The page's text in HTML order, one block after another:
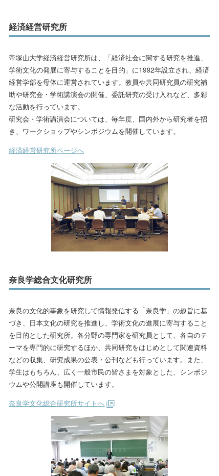
経済経営研究所
帝塚山大学経済経営研究所は、「経済社会に関する研究を推進、
学術文化の発展に寄与することを目的」に1992年設立され、経済
経営学部を母体に運営されています。教員や共同研究員の研究補
助や研究会・学術講演会の開催、委託研究の受け入れなど、多彩
な活動を行っています。
研究会・学術講演会については、毎年度、国内外から研究者を招
き、ワークショップやシンポジウムを開催しています。
経済経営研究所ページへ
奈良学総合文化研究所
奈良の文化的事象を研究して情報発信する「奈良学」の趣旨に基
づき、日本文化の研究を推進し、学術文化の進展に寄与すること
を目的とした研究所。各分野の専門家を研究員として、各自のテ
ーマを専門的に研究するほか、共同研究をはじめとして関連資料
などの収集、研究成果の公表・公刊なども行っています。また、
学生はもちろん、広く一般市民の皆さまを対象とした、シンポジ
ウムや公開講座も開催しています。
奈良学文化総合研究所サイトへ